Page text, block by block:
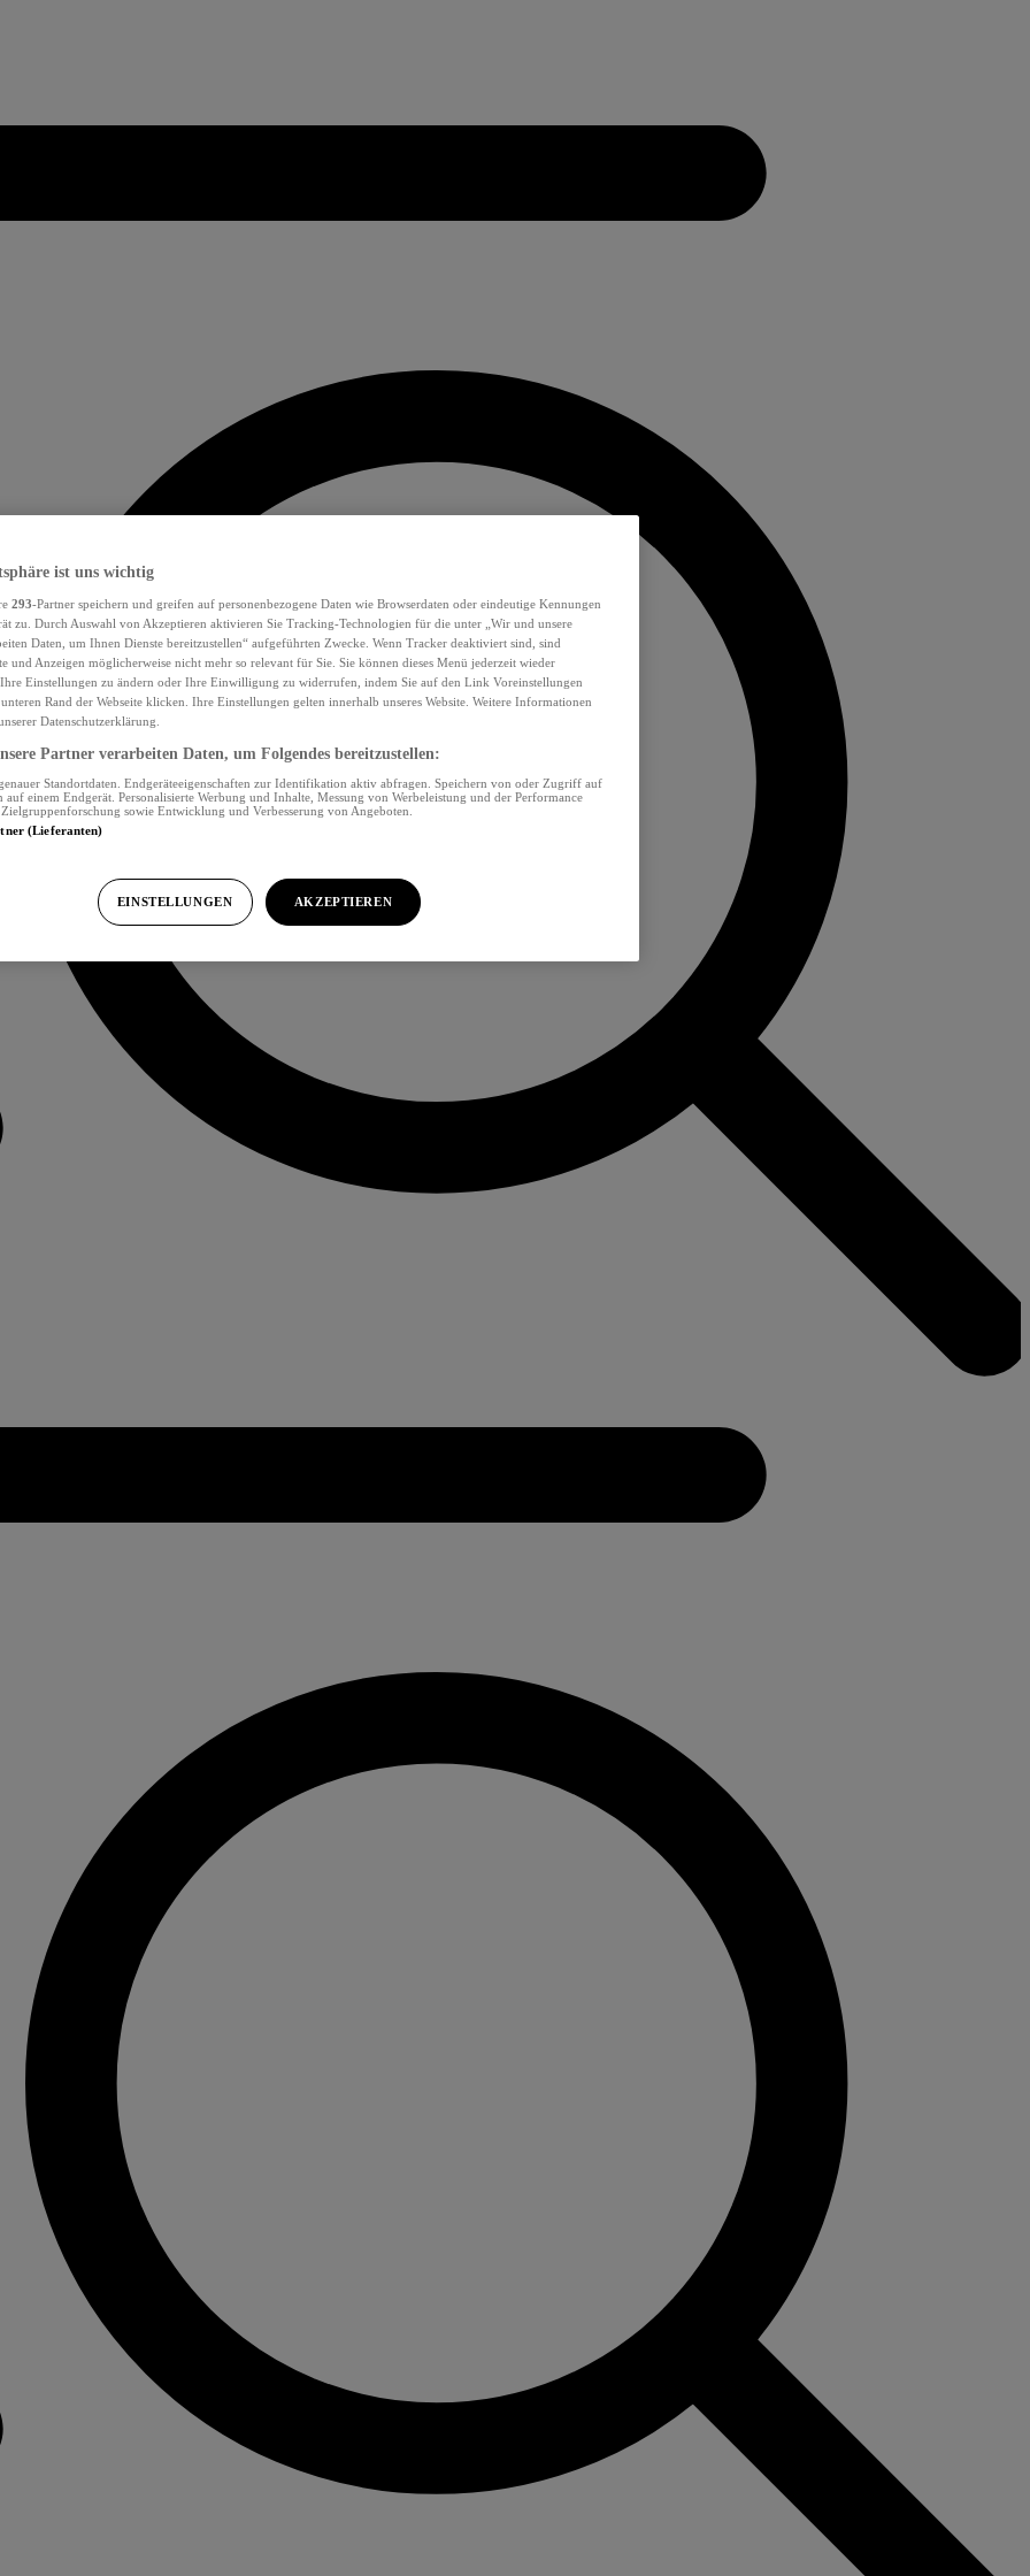
ist uns wichtig
293-Partner speichern und greifen auf personenbezogene Daten wie Browserdaten oder eindeutige Kennungen
zu. Durch Auswahl von Akzeptieren aktivieren Sie Tracking-Technologien für die unter „Wir und unsere
Daten, um Ihnen Dienste bereitzustellen“ aufgeführten Zwecke. Wenn Tracker deaktiviert sind, sind
und Anzeigen möglicherweise nicht mehr so relevant für Sie. Sie können dieses Menü jederzeit wieder
Einstellungen zu ändern oder Ihre Einwilligung zu widerrufen, indem Sie auf den Link Voreinstellungen
Rand der Webseite klicken. Ihre Einstellungen gelten innerhalb unseres Website. Weitere Informationen
Datenschutzerklärung.
Partner verarbeiten Daten, um Folgendes bereitzustellen:
Standortdaten. Endgeräteeigenschaften zur Identifikation aktiv abfragen. Speichern von oder Zugriff auf
einem Endgerät. Personalisierte Werbung und Inhalte, Messung von Werbeleistung und der Performance
sowie Entwicklung und Verbesserung von Angeboten.
(Lieferanten)
EINSTELLUNGEN AKZEPTIEREN